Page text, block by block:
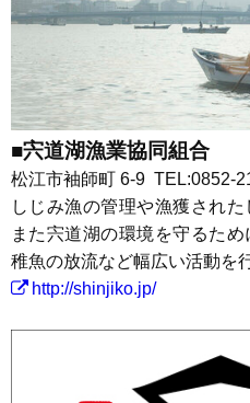
■宍道湖漁業協同組合
松江市袖師町 6-9 TEL:0852-
しじみ漁の管理や漁獲された
また宍道湖の環境を守るため
稚魚の放流など幅広い活動を
http://shinjiko.jp/